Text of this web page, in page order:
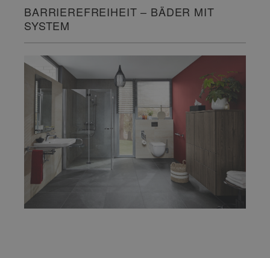
BARRIEREFREIHEIT – BÄDER MIT
SYSTEM